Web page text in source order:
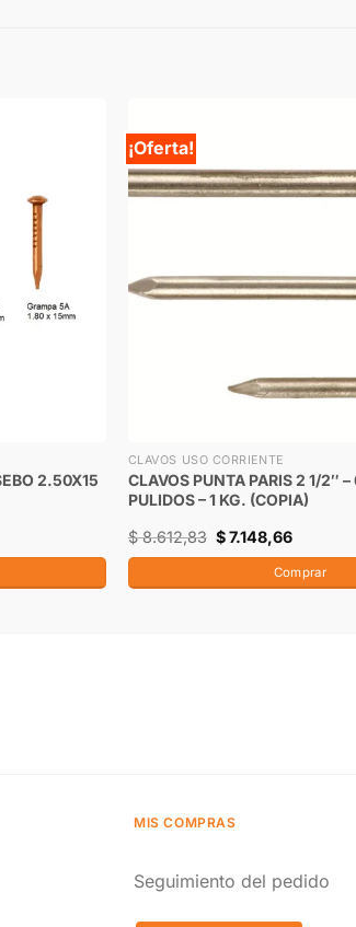
2.50X15
¡Oferta!
CLAVOS USO CORRIENTE
CLAVOS PUNTA PARIS 2 1/2″
PULIDOS – 1 KG. (COPIA)
$8.612,83 $7.148,66
Comprar
MIS COMPRAS
Seguimiento del pedido